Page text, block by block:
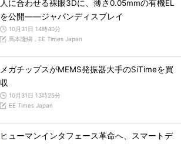
人に合わせる裸眼3Dに、薄さ0.05mmの有機EL
を公開――ジャパンディスプレイ
10月31日 14時40分
馬本隆綱，EE Times Japan
メガチップスがMEMS発振器大手のSiTimeを買
収
10月31日 13時25分
EE Times Japan
ヒューマンインタフェース革命へ、スマートデ